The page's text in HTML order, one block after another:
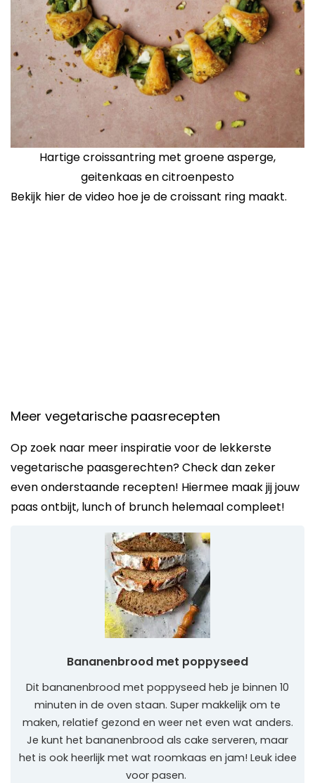
Hartige croissantring met groene asperge,
geitenkaas en citroenpesto
Bekijk hier de video hoe je de croissant ring maakt.
Meer vegetarische paasrecepten
Op zoek naar meer inspiratie voor de lekkerste
vegetarische paasgerechten? Check dan zeker
even onderstaande recepten! Hiermee maak jij jouw
paas ontbijt, lunch of brunch helemaal compleet!
Bananenbrood met poppyseed
Dit bananenbrood met poppyseed heb je binnen 10
minuten in de oven staan. Super makkelijk om te
maken, relatief gezond en weer net even wat anders.
Je kunt het bananenbrood als cake serveren, maar
het is ook heerlijk met wat roomkaas en jam! Leuk idee
voor pasen.